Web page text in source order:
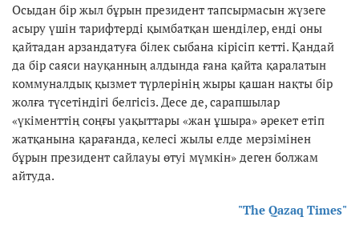
Осыдан бір жыл бұрын президент тапсырмасын жүзеге
асыру үшін тарифтерді қымбатқан шенділер, енді оны
қайтадан арзандатуға білек сыбана кірісіп кетті. Қандай
да бір саяси науқанның алдында ғана қайта қаралатын
коммуналдық қызмет түрлерінің жыры қашан нақты бір
жолға түсетіндігі белгісіз. Десе де, сарапшылар
«үкіменттің соңғы уақыттары «жан ұшыра» әрекет етіп
жатқанына қарағанда, келесі жылы елде мерзімінен
бұрын президент сайлауы өтуі мүмкін» деген болжам
айтуда.
"The Qazaq Times"